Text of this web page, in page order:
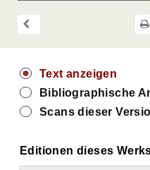
Text anzeigen
Bibliographische
Scans dieser
Editionen dieses